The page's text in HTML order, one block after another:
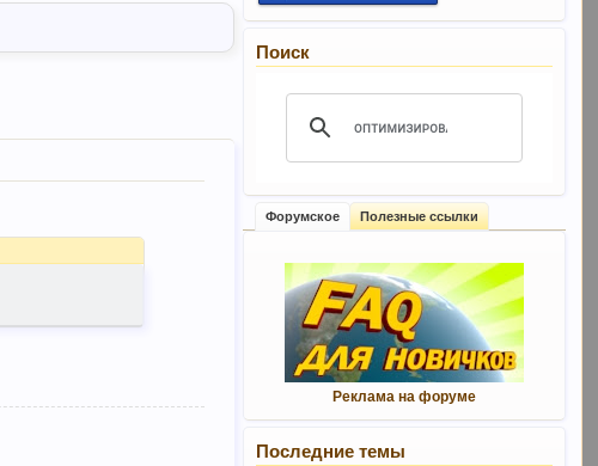
Поиск
Форумское Полезные ссылки
Реклама на форуме
Последние темы